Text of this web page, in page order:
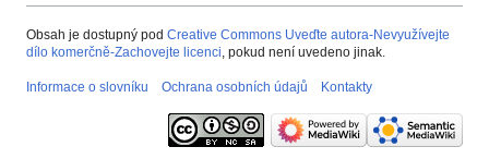
Obsah je dostupný pod Creative Commons Uveďte autora-Nevyužívejte
dílo komerčně-Zachovejte licenci, pokud není uvedeno jinak.
Informace o slovníku Ochrana osobních údajů Kontakty